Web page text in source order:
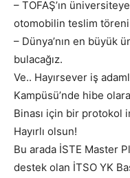
– TOFAŞ’ın
otomobilin teslim töreni
– Dünya’nın en büyük
bulacağız.
Ve.. Hayırsever iş
Kampüsü’nde hibe
Binası için bir protokol
Hayırlı olsun!
Bu arada İSTE Master
destek olan İTSO YK